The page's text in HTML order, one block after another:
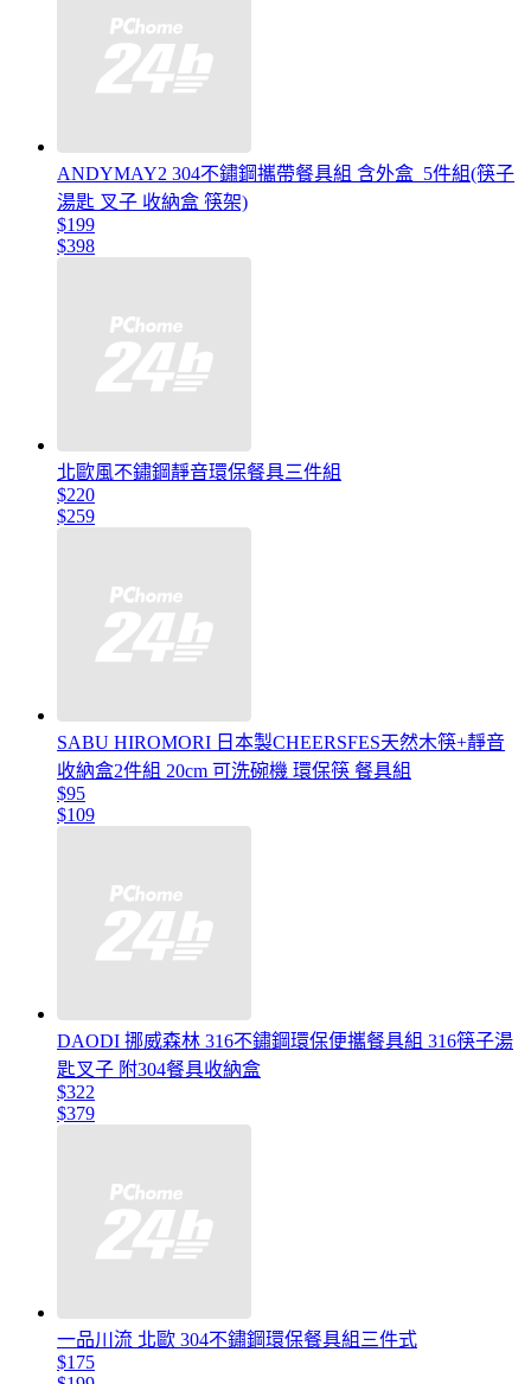
ANDYMAY2 304不鏽鋼攜帶餐具組 含外盒_5件組(筷子
湯匙 叉子 收納盒 筷架)
$199
$398
北歐風不鏽鋼靜音環保餐具三件組
$220
$259
SABU HIROMORI 日本製CHEERSFES天然木筷+靜音
收納盒2件組 20cm 可洗碗機 環保筷 餐具組
$95
$109
DAODI 挪威森林 316不鏽鋼環保便攜餐具組 316筷子湯
匙叉子 附304餐具收納盒
$322
$379
一品川流 北歐 304不鏽鋼環保餐具組三件式
$175